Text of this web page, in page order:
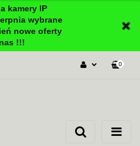
kamery IP
wybrane
nowe oferty
!!!
Zgody cookies
0